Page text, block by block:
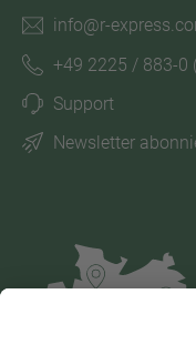
info@r-
+49 2225 / 883-0
Support
Newsletter